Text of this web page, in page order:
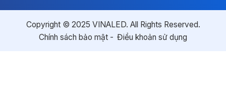
Copyright © 2025 VINALED. All Rights Reserved.
Chính sách bảo mật
Điều khoản sử dụng